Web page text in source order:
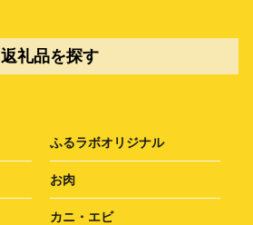
返礼品を探す
ふるラボオリジナル
お肉
カニ・エビ